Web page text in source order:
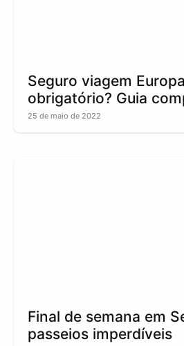
Seguro viagem
obrigatório? Guia
25 de maio de 2022
Final de semana em
passeios imperdíveis